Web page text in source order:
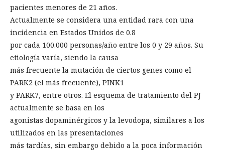
pacientes menores de 21 años.
Actualmente se considera una entidad rara con una
incidencia en Estados Unidos de 0.8
por cada 100.000 personas/año entre los 0 y 29 años. Su
etiología varía, siendo la causa
más frecuente la mutación de ciertos genes como el
PARK2 (el más frecuente), PINK1
y PARK7, entre otros. El esquema de tratamiento del PJ
actualmente se basa en los
agonistas dopaminérgicos y la levodopa, similares a los
utilizados en las presentaciones
más tardías, sin embargo debido a la poca información